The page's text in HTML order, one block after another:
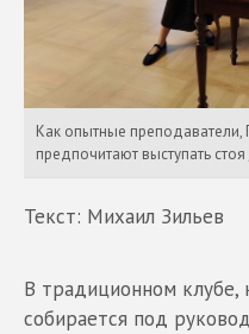
Как опытные преподаватели,
предпочитают выступать
Текст: Михаил Зильев
В традиционном клубе,
собирается под